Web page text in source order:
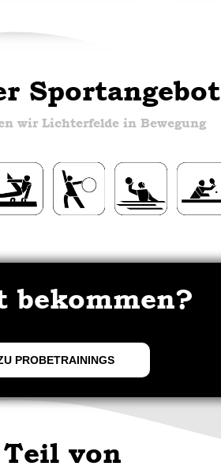
Sportangebot
wir Lichterfelde in Bewegung
bekommen?
PROBETRAININGS
von